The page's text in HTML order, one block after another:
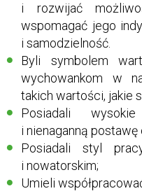
i rozwijać
wspomagać jego
i samodzielność.
Byli symbolem
wychowankom w
takich wartości, jakie
Posiadali
i nienaganną postawę
Posiadali styl
i nowatorskim;
Umieli